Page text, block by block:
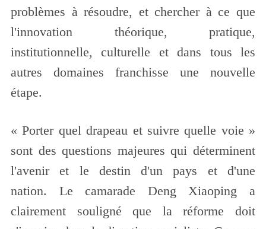
problèmes à résoudre, et chercher à ce que
l'innovation théorique, pratique,
institutionnelle, culturelle et dans tous les
autres domaines franchisse une nouvelle
étape.
« Porter quel drapeau et suivre quelle voie »
sont des questions majeures qui déterminent
l'avenir et le destin d'un pays et d'une
nation. Le camarade Deng Xiaoping a
clairement souligné que la réforme doit